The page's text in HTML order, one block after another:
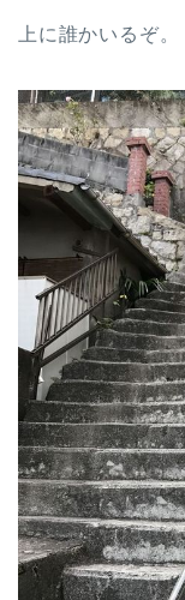
上に誰かいるぞ。